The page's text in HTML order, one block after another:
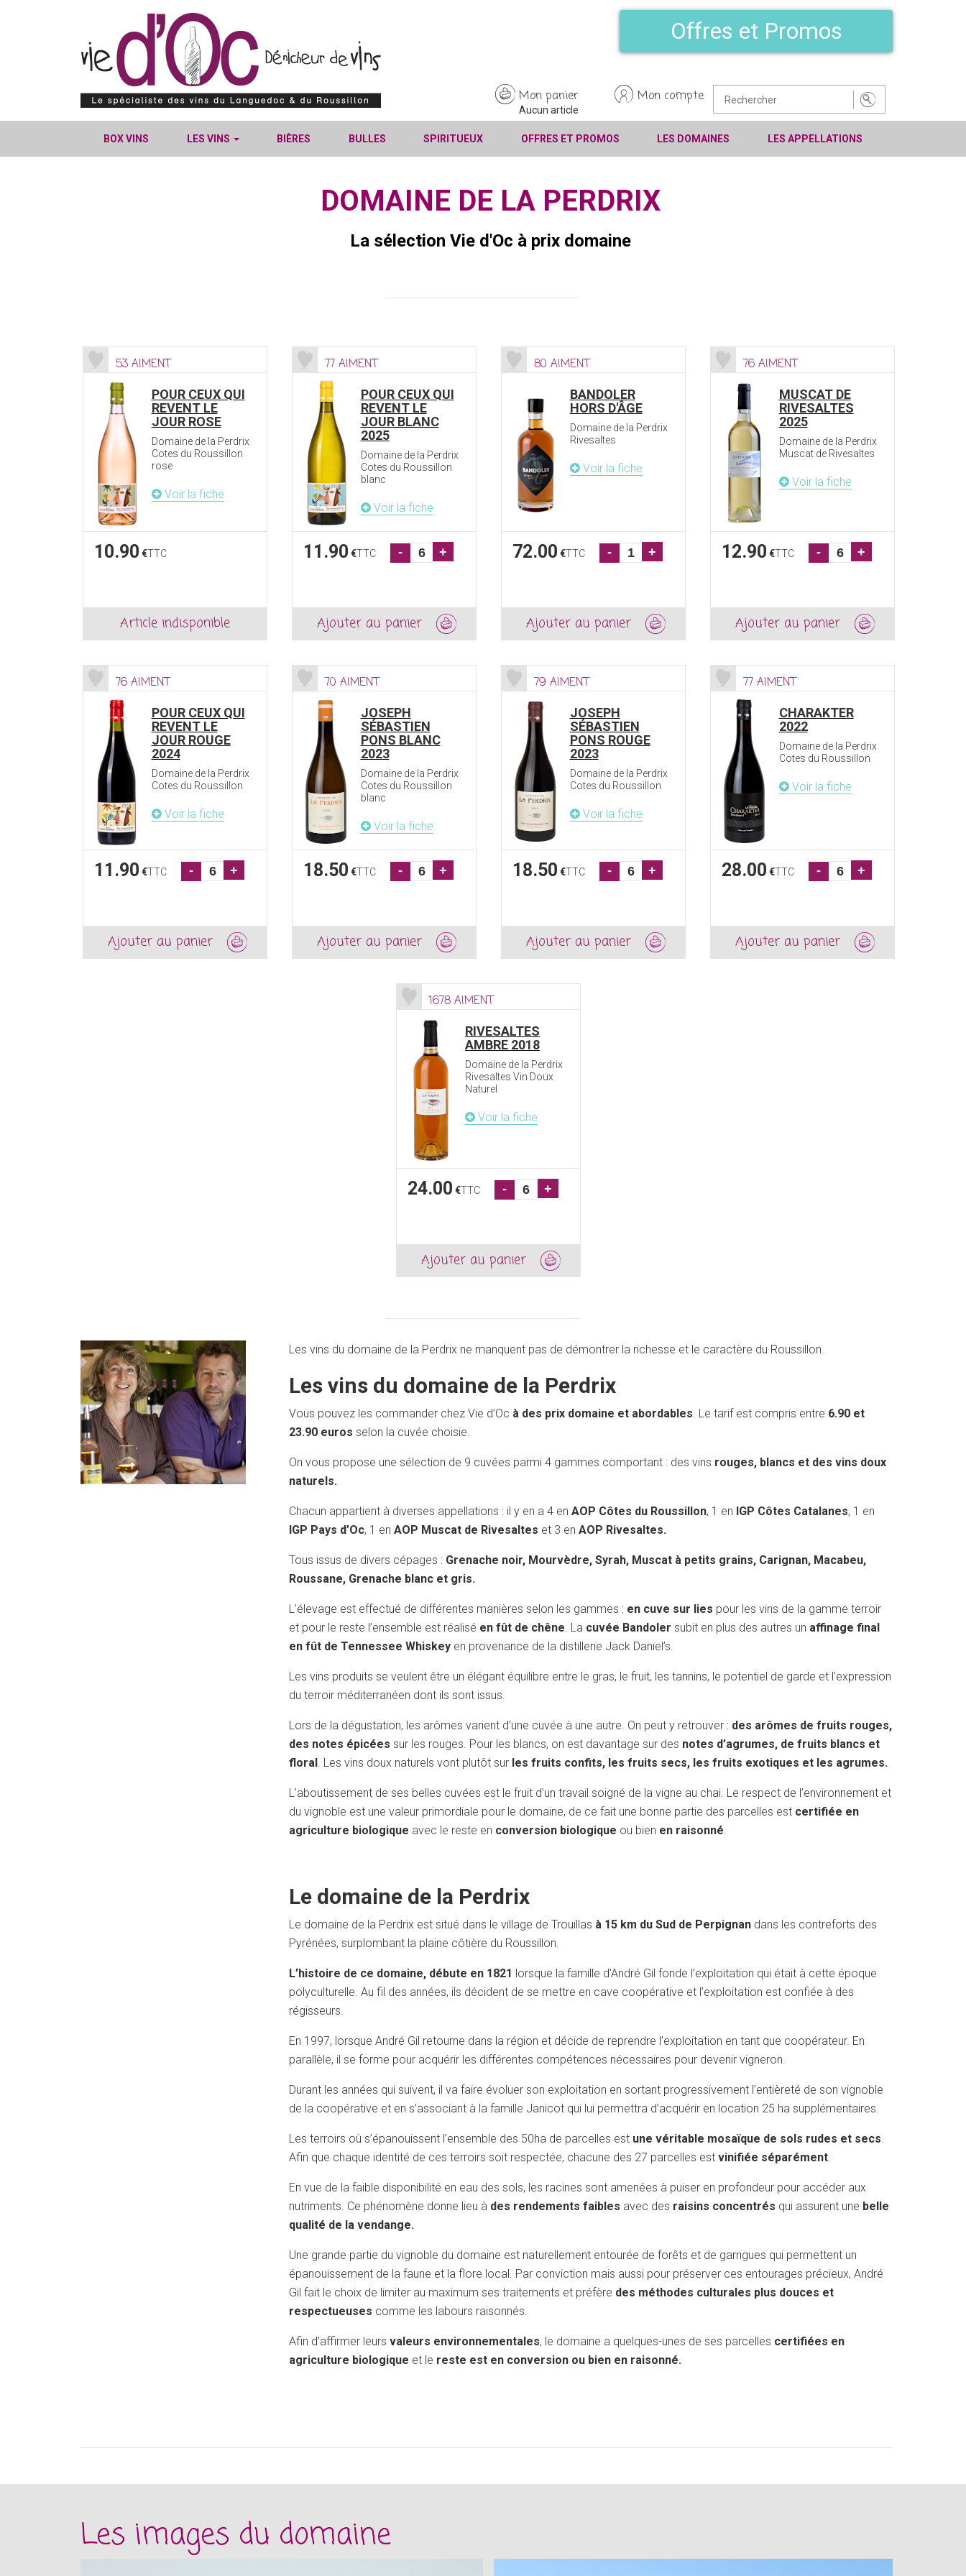
Offres et Promos
Mon panier
Aucun article
Mon compte
BOX VINS LES VINS BIÈRES BULLES SPIRITUEUX OFFRES ET PROMOS LES DOMAINES LES APPELLATIONS
DOMAINE DE LA PERDRIX
La sélection Vie d'Oc à prix domaine
53 AIMENT
POUR CEUX QUI
REVENT LE
JOUR ROSE
Domaine de la Perdrix
Cotes du Roussillon
rose
Voir la fiche
10.90 €TTC
Article indisponible
77 AIMENT
POUR CEUX QUI
REVENT LE
JOUR BLANC
2025
Domaine de la Perdrix
Cotes du Roussillon
blanc
Voir la fiche
11.90 €TTC - +
Ajouter au panier
80 AIMENT
BANDOLER
HORS D'ÂGE
Domaine de la Perdrix
Rivesaltes
Voir la fiche
72.00 €TTC - +
Ajouter au panier
76 AIMENT
MUSCAT DE
RIVESALTES
2025
Domaine de la Perdrix
Muscat de Rivesaltes
Voir la fiche
12.90 €TTC - +
Ajouter au panier
76 AIMENT
POUR CEUX QUI
REVENT LE
JOUR ROUGE
2024
Domaine de la Perdrix
Cotes du Roussillon
Voir la fiche
11.90 €TTC - +
Ajouter au panier
70 AIMENT
JOSEPH
SÉBASTIEN
PONS BLANC
2023
Domaine de la Perdrix
Cotes du Roussillon
blanc
Voir la fiche
18.50 €TTC - +
Ajouter au panier
79 AIMENT
JOSEPH
SÉBASTIEN
PONS ROUGE
2023
Domaine de la Perdrix
Cotes du Roussillon
Voir la fiche
18.50 €TTC - +
Ajouter au panier
77 AIMENT
CHARAKTER
2022
Domaine de la Perdrix
Cotes du Roussillon
Voir la fiche
28.00 €TTC - +
Ajouter au panier
1678 AIMENT
RIVESALTES
AMBRE 2018
Domaine de la Perdrix
Rivesaltes Vin Doux
Naturel
Voir la fiche
24.00 €TTC - +
Ajouter au panier
Les vins du domaine de la Perdrix ne manquent pas de démontrer la richesse et le caractère du Roussillon.
Les vins du domaine de la Perdrix
Vous pouvez les commander chez Vie d’Oc à des prix domaine et abordables. Le tarif est compris entre 6.90 et
23.90 euros selon la cuvée choisie.
On vous propose une sélection de 9 cuvées parmi 4 gammes comportant : des vins rouges, blancs et des vins doux
naturels.
Chacun appartient à diverses appellations : il y en a 4 en AOP Côtes du Roussillon, 1 en IGP Côtes Catalanes, 1 en
IGP Pays d’Oc, 1 en AOP Muscat de Rivesaltes et 3 en AOP Rivesaltes.
Tous issus de divers cépages : Grenache noir, Mourvèdre, Syrah, Muscat à petits grains, Carignan, Macabeu,
Roussane, Grenache blanc et gris.
L’élevage est effectué de différentes manières selon les gammes : en cuve sur lies pour les vins de la gamme terroir
et pour le reste l’ensemble est réalisé en fût de chêne. La cuvée Bandoler subit en plus des autres un affinage final
en fût de Tennessee Whiskey en provenance de la distillerie Jack Daniel’s.
Les vins produits se veulent être un élégant équilibre entre le gras, le fruit, les tannins, le potentiel de garde et l’expression
du terroir méditerranéen dont ils sont issus.
Lors de la dégustation, les arômes varient d’une cuvée à une autre. On peut y retrouver : des arômes de fruits rouges,
des notes épicées sur les rouges. Pour les blancs, on est davantage sur des notes d’agrumes, de fruits blancs et
floral. Les vins doux naturels vont plutôt sur les fruits confits, les fruits secs, les fruits exotiques et les agrumes.
L’aboutissement de ses belles cuvées est le fruit d’un travail soigné de la vigne au chai. Le respect de l’environnement et
du vignoble est une valeur primordiale pour le domaine, de ce fait une bonne partie des parcelles est certifiée en
agriculture biologique avec le reste en conversion biologique ou bien en raisonné.
Le domaine de la Perdrix
Le domaine de la Perdrix est situé dans le village de Trouillas à 15 km du Sud de Perpignan dans les contreforts des
Pyrénées, surplombant la plaine côtière du Roussillon.
L’histoire de ce domaine, débute en 1821 lorsque la famille d’André Gil fonde l’exploitation qui était à cette époque
polyculturelle. Au fil des années, ils décident de se mettre en cave coopérative et l’exploitation est confiée à des
régisseurs.
En 1997, lorsque André Gil retourne dans la région et décide de reprendre l’exploitation en tant que coopérateur. En
parallèle, il se forme pour acquérir les différentes compétences nécessaires pour devenir vigneron.
Durant les années qui suivent, il va faire évoluer son exploitation en sortant progressivement l’entièreté de son vignoble
de la coopérative et en s’associant à la famille Janicot qui lui permettra d’acquérir en location 25 ha supplémentaires.
Les terroirs où s’épanouissent l’ensemble des 50ha de parcelles est une véritable mosaïque de sols rudes et secs.
Afin que chaque identité de ces terroirs soit respectée, chacune des 27 parcelles est vinifiée séparément.
En vue de la faible disponibilité en eau des sols, les racines sont amenées à puiser en profondeur pour accéder aux
nutriments. Ce phénomène donne lieu à des rendements faibles avec des raisins concentrés qui assurent une belle
qualité de la vendange.
Une grande partie du vignoble du domaine est naturellement entourée de forêts et de garrigues qui permettent un
épanouissement de la faune et la flore local. Par conviction mais aussi pour préserver ces entourages précieux, André
Gil fait le choix de limiter au maximum ses traitements et préfère des méthodes culturales plus douces et
respectueuses comme les labours raisonnés.
Afin d’affirmer leurs valeurs environnementales, le domaine a quelques-unes de ses parcelles certifiées en
agriculture biologique et le reste est en conversion ou bien en raisonné.
Les images du domaine